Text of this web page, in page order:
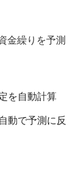
金繰りを予測
を自動計算
動で予測に反